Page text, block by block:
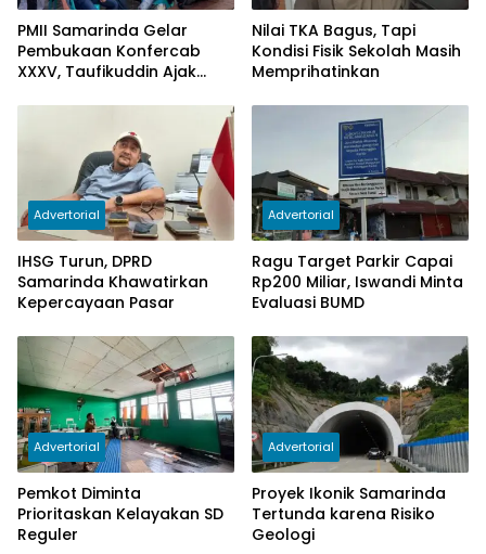
PMII Samarinda Gelar
Pembukaan Konfercab
XXXV, Taufikuddin Ajak
Persatuan
Nilai TKA Bagus, Tapi
Kondisi Fisik Sekolah Masih
Memprihatinkan
Advertorial
IHSG Turun, DPRD
Samarinda Khawatirkan
Kepercayaan Pasar
Advertorial
Ragu Target Parkir Capai
Rp200 Miliar, Iswandi Minta
Evaluasi BUMD
Advertorial
Pemkot Diminta
Prioritaskan Kelayakan SD
Reguler
Advertorial
Proyek Ikonik Samarinda
Tertunda karena Risiko
Geologi